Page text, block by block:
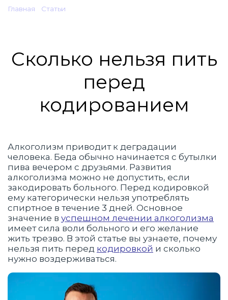
Услуги и стоимость
Главная Статьи
Сколько нельзя пить
перед
кодированием
Алкоголизм приводит к деградации
человека. Беда обычно начинается с бутылки
пива вечером с друзьями. Развития
алкоголизма можно не допустить, если
закодировать больного. Перед кодировкой
ему категорически нельзя употреблять
спиртное в течение 3 дней. Основное
значение в успешном лечении алкоголизма
имеет сила воли больного и его желание
жить трезво. В этой статье вы узнаете, почему
нельзя пить перед кодировкой и сколько
нужно воздерживаться.